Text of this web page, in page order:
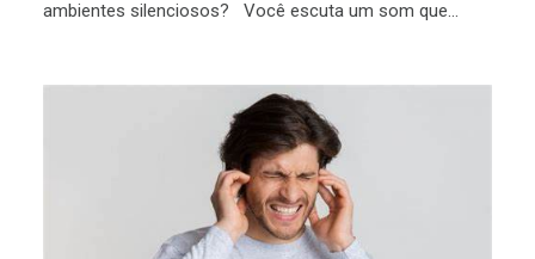
ambientes silenciosos? Você escuta um som que...